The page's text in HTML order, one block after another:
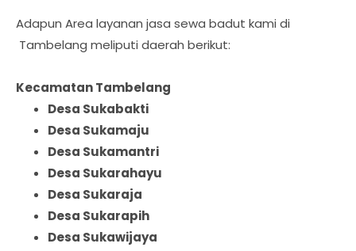
Adapun Area layanan jasa sewa badut kami di
Tambelang meliputi daerah berikut:
Kecamatan Tambelang
Desa Sukabakti
Desa Sukamaju
Desa Sukamantri
Desa Sukarahayu
Desa Sukaraja
Desa Sukarapih
Desa Sukawijaya